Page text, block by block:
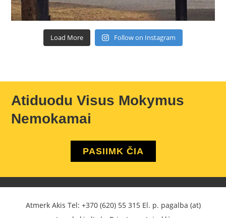
Load More Follow on Instagram
Atiduodu Visus Mokymus
Nemokamai
PASIIMK ČIA
Atmerk Akis Tel: +370 (620) 55 315El. p. pagalba (at)